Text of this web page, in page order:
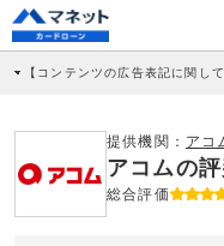
【コンテンツの広告表記に関して
社に対して企業から紹介報酬が支
商品を根拠なくPRするものでは
どに基づき、公平性を担保した情
>提携企業一覧
提供機関： アコ
アコムの
総合評価